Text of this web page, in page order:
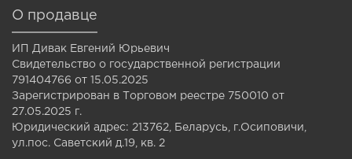
О продавце
ИП Дивак Евгений Юрьевич
Свидетельство о государственной регистрации
791404766 от 15.05.2025
Зарегистрирован в Торговом реестре 750010 от
27.05.2025 г.
Юридический адрес: 213762, Беларусь, г.Осиповичи,
ул.пос. Саветский д.19, кв. 2